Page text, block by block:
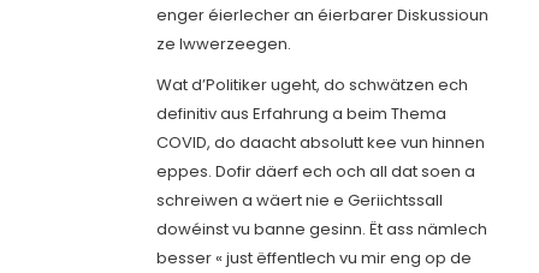
enger éierlecher an éierbarer Diskussioun
ze Iwwerzeegen.
Wat d’Politiker ugeht, do schwätzen ech
definitiv aus Erfahrung a beim Thema
COVID, do daacht absolutt kee vun hinnen
eppes. Dofir däerf ech och all dat soen a
schreiwen a wäert nie e Geriichtssall
dowéinst vu banne gesinn. Ët ass nämlech
besser « just ëffentlech vu mir eng op de